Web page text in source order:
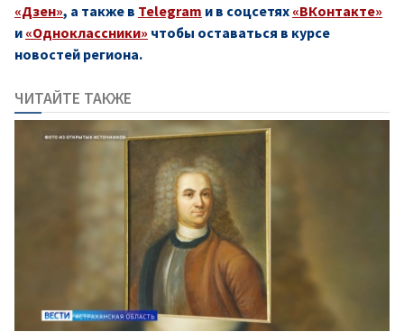
«Дзен», а также в Telegram и в соцсетях «ВКонтакте»
и «Одноклассники» чтобы оставаться в курсе
новостей региона.
ЧИТАЙТЕ ТАКЖЕ